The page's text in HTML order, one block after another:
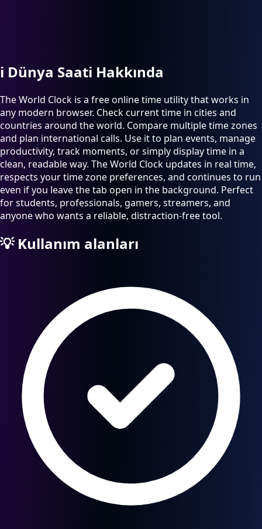
ℹ️ Dünya Saati Hakkında
The World Clock is a free online time utility that works in
any modern browser. Check current time in cities and
countries around the world. Compare multiple time zones
and plan international calls. Use it to plan events, manage
productivity, track moments, or simply display time in a
clean, readable way. The World Clock updates in real time,
respects your time zone preferences, and continues to run
even if you leave the tab open in the background. Perfect
for students, professionals, gamers, streamers, and
anyone who wants a reliable, distraction-free tool.
💡Kullanım alanları